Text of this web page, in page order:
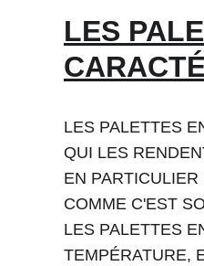
LES
LES PALETTES
QUI LES
EN
COMME C'EST
LES PALETTES
TEMPÉRATURE,